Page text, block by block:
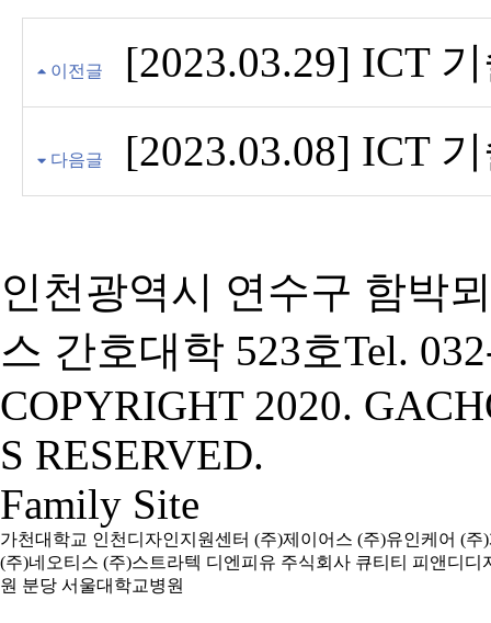
이전글 [2023.03.29] ICT
다음글 [2023.03.08] ICT
인천광역시 연수구 함박
스 간호대학 523호Tel.
COPYRIGHT 2020.
S RESERVED.
Family Site
가천대학교 인천디자인지원센터 (주)제이어스 (주)유인케어 (주
(주)네오티스 (주)스트라텍 디엔피유 주식회사 큐티티 피앤디디
원 분당 서울대학교병원